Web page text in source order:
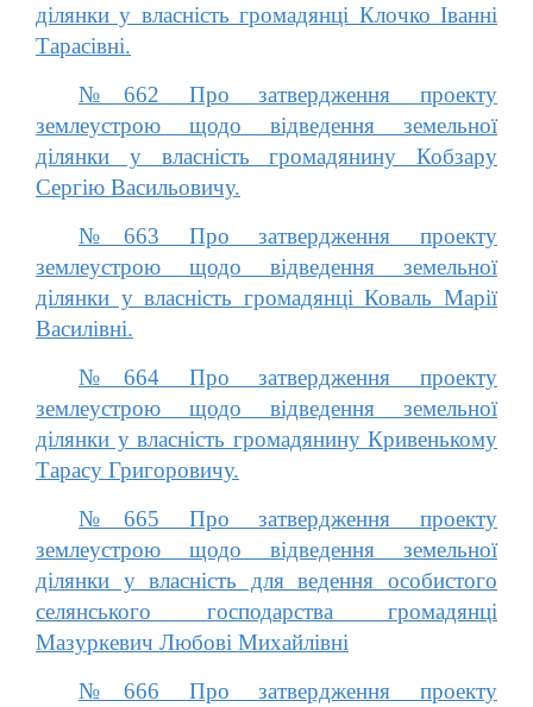
ділянки у власність громадянці Клочко Іванні
Тарасівні.
№662 Про затвердження проекту
землеустрою щодо відведення земельної
ділянки у власність громадянину Кобзару
Сергію Васильовичу.
№663 Про затвердження проекту
землеустрою щодо відведення земельної
ділянки у власність громадянці Коваль Марії
Василівні.
№664 Про затвердження проекту
землеустрою щодо відведення земельної
ділянки у власність громадянину Кривенькому
Тарасу Григоровичу.
№665 Про затвердження проекту
землеустрою щодо відведення земельної
ділянки у власність для ведення особистого
селянського господарства громадянці
Мазуркевич Любові Михайлівні
№666 Про затвердження проекту